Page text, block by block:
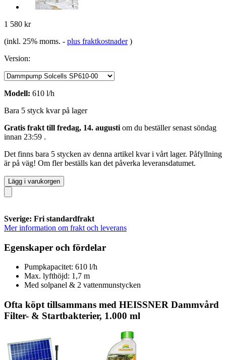
1 580 kr
(inkl. 25% moms. - plus fraktkostnader )
Version:
Modell: 610 l/h
Bara 5 styck kvar på lager
Gratis frakt till fredag, 14. augusti om du beställer senast söndag
innan 23:59 .
Det finns bara 5 stycken av denna artikel kvar i vårt lager. Påfyllning
är på väg! Om fler beställs kan det påverka leveransdatumet.
Lägg i varukorgen
Sverige: Fri standardfrakt
Mer information om frakt och leverans
Egenskaper och fördelar
Pumpkapacitet: 610 l/h
Max. lyfthöjd: 1,7 m
Med solpanel & 2 vattenmunstycken
Ofta köpt tillsammans med HEISSNER Dammvård
Filter- & Startbakterier, 1.000 ml